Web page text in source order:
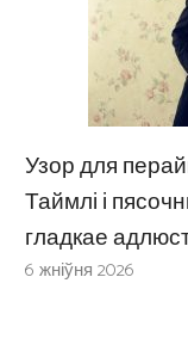
Узор для
Таймлі і
гладкае
6 жніўня 2026